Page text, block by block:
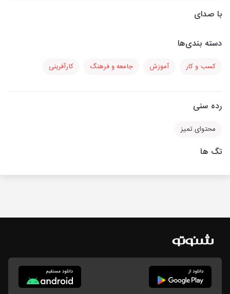
با صدای
دسته بندی‌ها
کسب و کار آموزش جامعه و فرهنگ کارآفرینی
رده سنی
محتوای تمیز
تگ ها